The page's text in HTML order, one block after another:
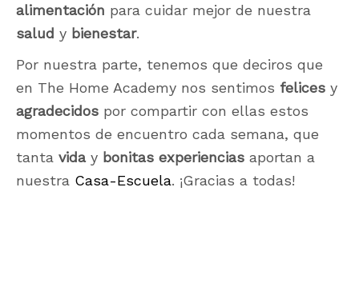
alimentación para cuidar mejor de nuestra
salud y bienestar.
Por nuestra parte, tenemos que deciros que
en The Home Academy nos sentimos felices y
agradecidos por compartir con ellas estos
momentos de encuentro cada semana, que
tanta viday bonitas experiencias aportan a
nuestra Casa-Escuela. ¡Gracias a todas!